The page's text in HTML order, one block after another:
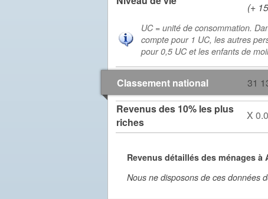
(+
UC = unité de consommation.
compte pour 1 UC, les autres
pour 0,5 UC et les enfants de
Classement national 31
Revenus des 10% les plus
riches
X
Revenus détaillés des ménages à
Nous ne disposons de ces données